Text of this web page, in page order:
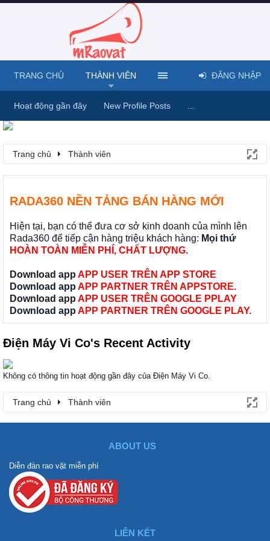
Trang chủ Thành viên
RADA360 NỀN TẢNG BÁN HÀNG MỚI
Hiện tại, bạn có thể đưa cơ sở kinh doanh của mình lên
Rada360 để tiếp cận hàng triệu khách hàng: Mọi thứ
HOÀN TOÀN MIỄN PHÍ, CHẤT LƯỢNG.
Download app APP USER TRÊN APP STORE
Download app APP PARTNER TRÊN APPSTORE.
Download app APP USER TRÊN GOOGLE PPLAY
Download app APP PARTNER TRÊN GOOGLE PLAY.
Điện Máy Vi Co's Recent Activity
Không có thông tin hoạt động gần đây của Điện Máy Vi Co.
Trang chủ Thành viên
TRANG CHỦ THÀNH VIÊN
Hoạt động gần đây New Profile Posts
ĐĂNG NHẬP
ABOUT US
Diễn đàn rao vặt miễn phí
LIÊN KẾT